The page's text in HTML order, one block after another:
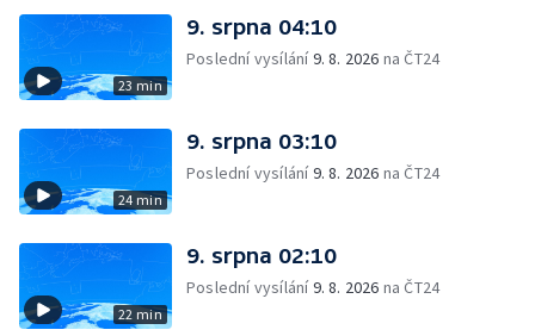
23 min
9. srpna 04:10
Poslední vysílání9. 8. 2026 na ČT24
24 min
9. srpna 03:10
Poslední vysílání9. 8. 2026 na ČT24
22 min
9. srpna 02:10
Poslední vysílání9. 8. 2026 na ČT24